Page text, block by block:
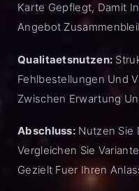
Karte Gepflegt, Damit
Angebot
Qualitaetsnutzen:
Fehlbestellungen Und
Zwischen Erwartung
Abschluss: Nutzen Sie
Vergleichen Sie
Gezielt Fuer Ihren